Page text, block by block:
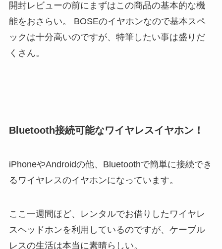
開封レビューの前にまずはこの商品の基本的な機
能をおさらい。 BOSEのイヤホンなので基本スペ
ックは十分高いのですが、特筆したい事は盛りだ
くさん。
Bluetooth接続可能なワイヤレスイヤホン！
iPhoneやAndroidの他、Bluetoothで簡単に接続でき
るワイヤレスのイヤホンになっています。
ここ一週間ほど、レンタルでお借りしたワイヤレ
スヘッドホンを利用しているのですが、ケーブル
レスの生活は本当に素晴らしい。